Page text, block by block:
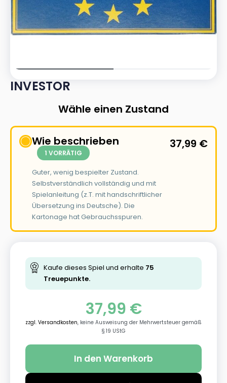
INVESTOR
Wähle einen Zustand
Wie beschrieben
1 VORRÄTIG
Guter, wenig bespielter Zustand.
Selbstverständlich vollständig und mit
Spielanleitung (z.T. mit handschriftlicher
Übersetzung ins Deutsche). Die
Kartonage hat Gebrauchsspuren.
37,99 €
Kaufe dieses Spiel und erhalte 75
Treuepunkte.
37,99 €
zzgl. Versandkosten, keine Ausweisung der Mehrwertsteuer gemäß
§ 19 UStG
In den Warenkorb